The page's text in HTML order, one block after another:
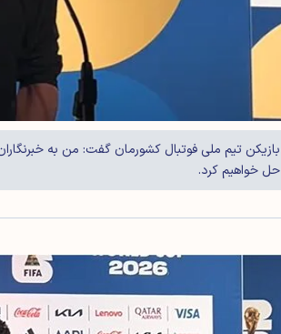
بازیکن تیم ملی فوتبال کشورمان گفت: من به
حل خواهیم کرد.